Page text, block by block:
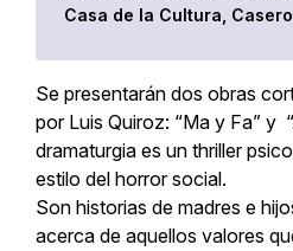
Casa de la Cultura,
Se presentarán dos obras
por Luis Quiroz: “Ma y Fa” y
dramaturgia es un thriller
estilo del horror social.
Son historias de madres e
acerca de aquellos valores